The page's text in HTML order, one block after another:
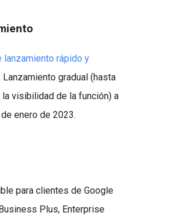
lanzamiento rápido y
Lanzamiento gradual (hasta
la visibilidad de la función) a
enero de 2023.
para clientes de Google
Plus, Enterprise